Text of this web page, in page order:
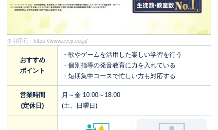
※引用元： https://www.eccjr.co.jp/
おすすめ
ポイント
・歌やゲームを活用した楽しい学習を行う
・個別指導の発音教育に力を入れている
・短期集中コースで忙しい方も対応する
営業時間
(定休日)
月～金 10:00～18:00
(土、日曜日)